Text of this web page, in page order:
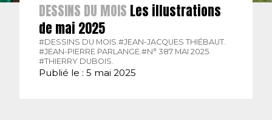
DESSINS DU MOIS Les illustrations
de mai 2025
#DESSINS DU MOIS. #JEAN-JACQUES THIÉBAUT.
#JEAN-PIERRE PARLANGE. #N° 387 MAI 2025.
#THIERRY DUBOIS.
Publié le : 5 mai 2025